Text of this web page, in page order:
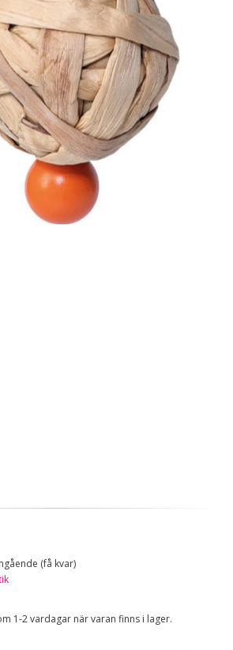
(få kvar)
1-2 vardagar när varan finns i lager.